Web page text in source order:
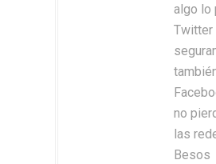
algo lo
Twitter
no
las
Besos